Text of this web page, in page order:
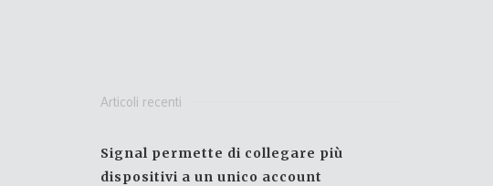
Articoli recenti
Signal permette di collegare più
dispositivi a un unico account